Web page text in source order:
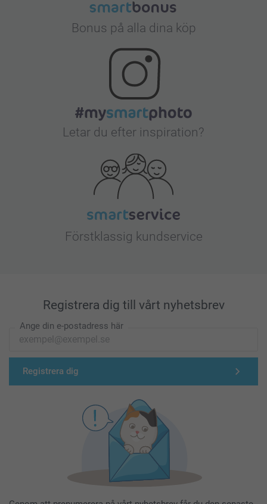
Bonus på alla dina köp
Letar du efter inspiration?
Förstklassig kundservice
Registrera dig till vårt nyhetsbrev
Ange din e-postadress här
Registrera dig